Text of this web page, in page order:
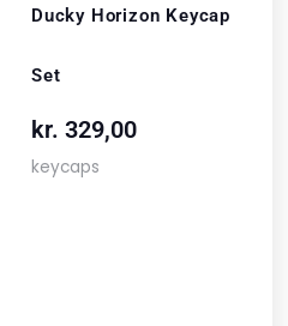
Ducky Horizon Keycap
Set
kr. 329,00
keycaps